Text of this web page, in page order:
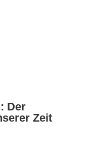
Der
Zeit